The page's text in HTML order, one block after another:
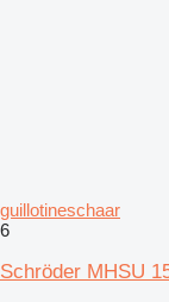
guillotineschaar
6
Schröder MHSU